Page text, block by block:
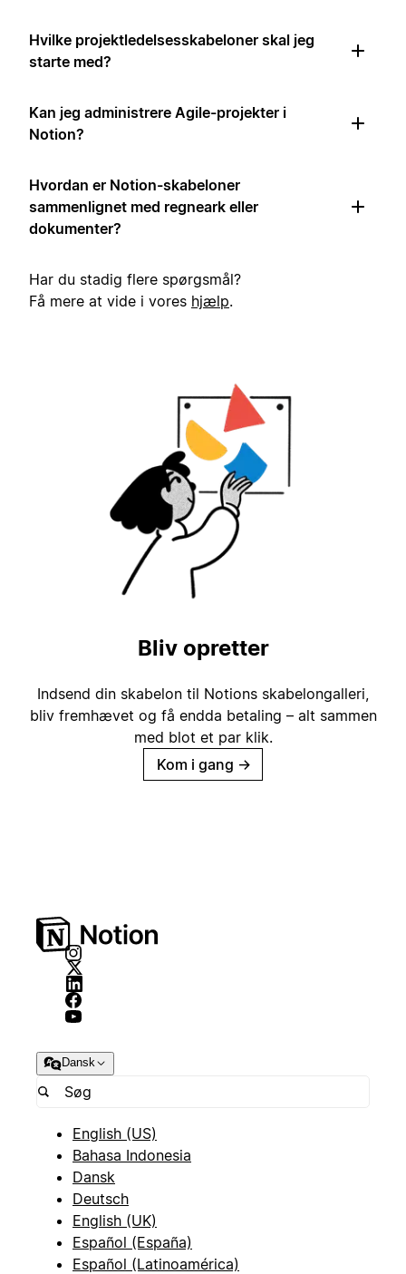
Hvilke projektledelsesskabeloner skal jeg
starte med?
Kan jeg administrere Agile-projekter i
Notion?
Hvordan er Notion-skabeloner
sammenlignet med regneark eller
dokumenter?
Har du stadig flere spørgsmål?
Få mere at vide i vores hjælp.
Bliv opretter
Indsend din skabelon til Notions skabelongalleri,
bliv fremhævet og få endda betaling – alt sammen
med blot et par klik.
Kom i gang →
Dansk
English (US)
Bahasa Indonesia
Dansk
Deutsch
English (UK)
Español (España)
Español (Latinoamérica)